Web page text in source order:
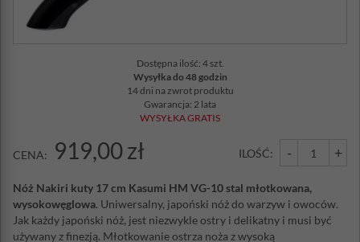
Dostępna ilość: 4 szt.
Wysyłka do 48 godzin
14 dni na zwrot produktu
Gwarancja: 2 lata
WYSYŁKA GRATIS
CENA: 919,00 zł ILOŚĆ: - +
Nóż Nakiri kuty 17 cm Kasumi HM VG-10 stal młotkowana,
wysokowęglowa. Uniwersalny, japoński nóż do warzyw i owoców.
Jak każdy japoński nóż, jest niezwykle ostry i delikatny i musi być
używany z finezją. Młotkowanie ostrza noża z wysoką